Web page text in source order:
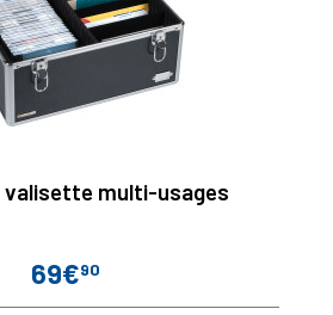
valisette multi-usages
Prix
69€90